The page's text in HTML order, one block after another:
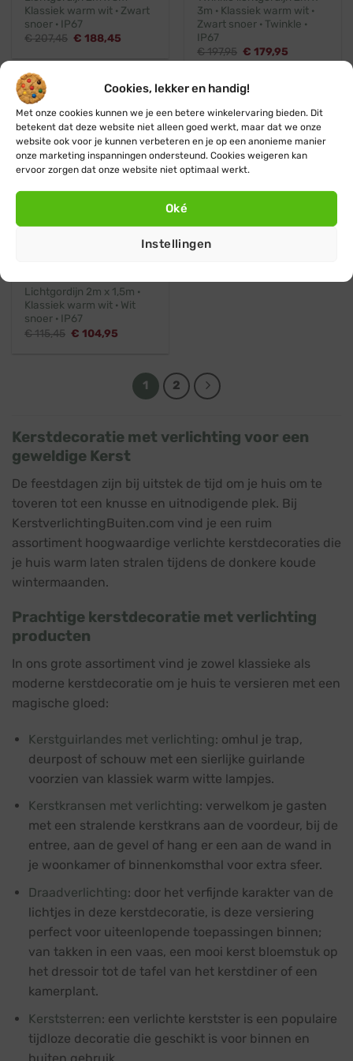
Cookies, lekker en handig!
Met onze cookies kunnen we je een betere winkelervaring bieden. Dit
betekent dat deze website niet alleen goed werkt, maar dat we onze
website ook voor je kunnen verbeteren en je op een anonieme manier
onze marketing inspanningen ondersteund. Cookies weigeren kan
ervoor zorgen dat onze website niet optimaal werkt.
Oké
Instellingen
Klassiek warm wit · Zwart
snoer · IP67
€207,45 Oorspronkelijke
€ 188,45
3m · Klassiek warm wit ·
Zwart snoer · Twinkle ·
IP67
€197,95 Oorspronkelijke
prijs
€ 197,95.
€ 179,95
prijs
Klassiek warm wit
Wit snoer
Lichtgordijn 2m x 1,5m ·
Klassiek warm wit · Wit
snoer · IP67
€115,45 Oorspronkelijke
€ 104,95
1 2
Kerstdecoratie met verlichting voor een
geweldige Kerst
De feestdagen zijn bij uitstek de tijd om je huis om te
toveren tot een knusse en uitnodigende plek. Bij
KerstverlichtingBuiten.com vind je een ruim
assortiment hoogwaardige verlichte kerstdecoraties die
je huis warm laten stralen tijdens de donkere koude
wintermaanden.
Prachtige kerstdecoratie met verlichting
producten
In ons grote assortiment vind je zowel klassieke als
moderne kerstdecoratie om je huis te versieren met een
magische gloed:
Kerstguirlandes met verlichting: omhul je trap,
deurpost of schouw met een sierlijke guirlande
voorzien van klassiek warm witte lampjes.
Kerstkransen met verlichting: verwelkom je gasten
met een stralende kerstkrans aan de voordeur, bij de
entree, aan de gevel of hang er een aan de wand in
je woonkamer of binnenkomsthal voor extra sfeer.
Draadverlichting: door het verfijnde karakter van de
lichtjes in deze kerstdecoratie, is deze versiering
perfect voor uiteenlopende toepassingen binnen;
van takken in een vaas, een mooi kerst bloemstuk op
het dressoir tot de tafel van het kerstdiner of een
kamerplant.
Kerststerren: een verlichte kerststeris een populaire
tijdloze decoratie die geschikt is voor binnen en
buiten gebruik.